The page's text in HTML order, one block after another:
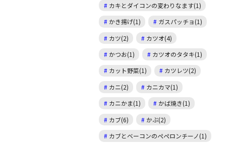
カキとダイコンの変わりなます(1)
かき揚げ(1)
ガスパッチョ(1)
カツ(2)
カツオ(4)
かつお(1)
カツオのタタキ(1)
カット野菜(1)
カツレツ(2)
カニ(2)
カニカマ(1)
カニかま(1)
かば焼き(1)
カブ(6)
かぶ(2)
カブとベーコンのペペロンチーノ(1)